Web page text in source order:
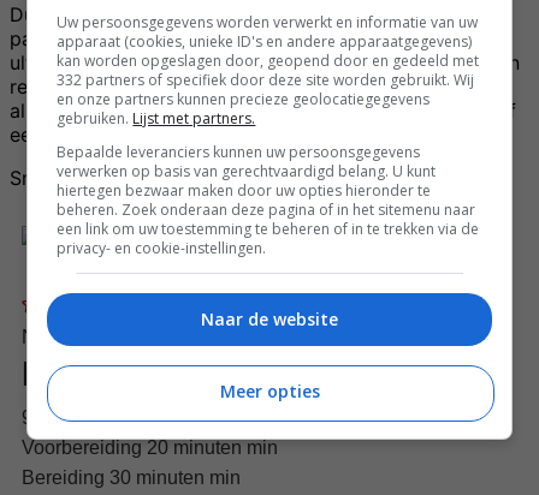
Dus heb ik verschillende versies van de Melanzane alla
parmigiana opgezocht en bekeken en heb ik mijn
ultieme recept samengesteld en geproefd. En dat is een
recept geworden met héél veel kaas! Wat natuurlijk
alleen maar lekker kan zijn :p Dus probeer ‘m zeker zelf
eens uit 🙂 Want dit is écht heel erg lekker!
Smakelijk 🙂
Pin recept Delen op Facebook
Nog geen reviews
Melanzane alla parmigiana
9 januari 2021
Voorbereiding 20 minuten min
Bereiding 30 minuten min
Uw persoonsgegevens worden verwerkt en informatie van uw
apparaat (cookies, unieke ID's en andere apparaatgegevens)
kan worden opgeslagen door, geopend door en gedeeld met
332 partners of specifiek door deze site worden gebruikt. Wij
en onze partners kunnen precieze geolocatiegegevens
gebruiken. Lijst met partners.
Bepaalde leveranciers kunnen uw persoonsgegevens
verwerken op basis van gerechtvaardigd belang. U kunt
hiertegen bezwaar maken door uw opties hieronder te
beheren. Zoek onderaan deze pagina of in het sitemenu naar
een link om uw toestemming te beheren of in te trekken via de
privacy- en cookie-instellingen.
Naar de website
Meer opties